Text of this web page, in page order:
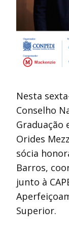
Nesta
Conselho
Graduação
Orides
sócia
Barros,
junto à
Superior.